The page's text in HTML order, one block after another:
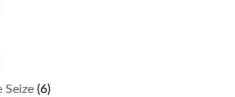
Seize(6)